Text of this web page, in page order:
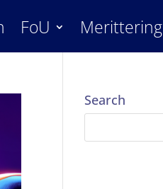
FoU Merittering
Search